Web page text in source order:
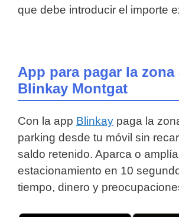
que debe introducir el importe
App para pagar la zona
Blinkay Montgat
Con la app Blinkay paga la
parking desde tu móvil sin
saldo retenido. Aparca o
estacionamiento en 10
tiempo, dinero y